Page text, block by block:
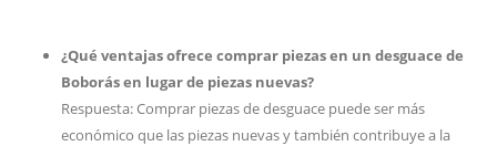
¿Qué ventajas ofrece comprar piezas en un desguace de
Boborás en lugar de piezas nuevas?
Respuesta: Comprar piezas de desguace puede ser más
económico que las piezas nuevas y también contribuye a la